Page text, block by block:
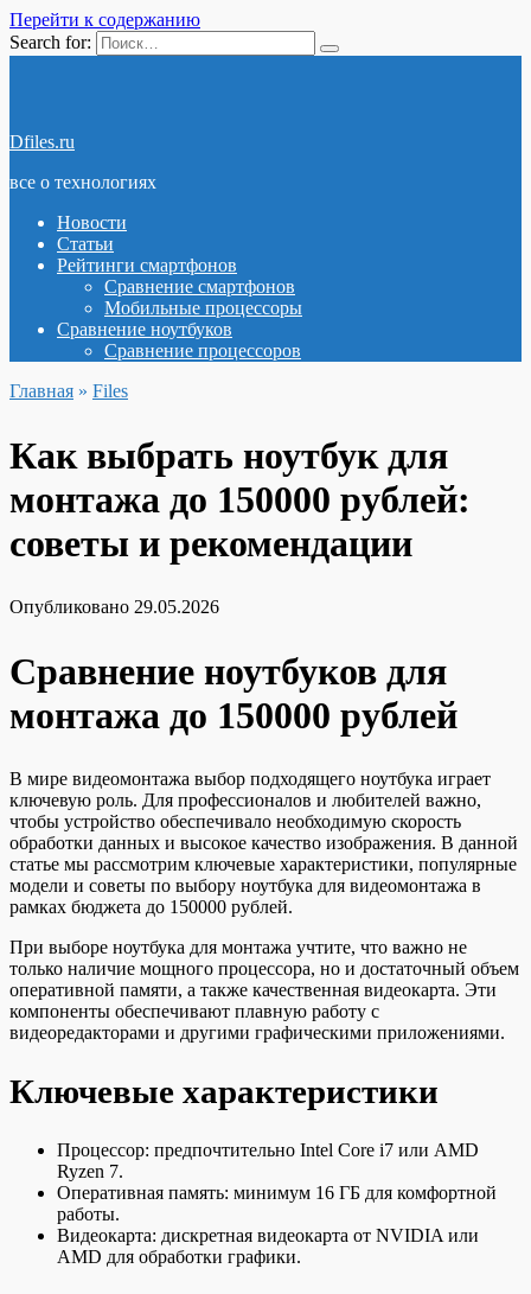
Перейти к содержанию
Search for:
Dfiles.ru
все о технологиях
Новости
Статьи
Рейтинги смартфонов
Сравнение смартфонов
Мобильные процессоры
Сравнение ноутбуков
Сравнение процессоров
Главная » Files
Как выбрать ноутбук для
монтажа до 150000 рублей:
советы и рекомендации
Опубликовано 29.05.2026
Сравнение ноутбуков для
монтажа до 150000 рублей
В мире видеомонтажа выбор подходящего ноутбука играет
ключевую роль. Для профессионалов и любителей важно,
чтобы устройство обеспечивало необходимую скорость
обработки данных и высокое качество изображения. В данной
статье мы рассмотрим ключевые характеристики, популярные
модели и советы по выбору ноутбука для видеомонтажа в
рамках бюджета до 150000 рублей.
При выборе ноутбука для монтажа учтите, что важно не
только наличие мощного процессора, но и достаточный объем
оперативной памяти, а также качественная видеокарта. Эти
компоненты обеспечивают плавную работу с
видеоредакторами и другими графическими приложениями.
Ключевые характеристики
Процессор: предпочтительно Intel Core i7 или AMD
Ryzen 7.
Оперативная память: минимум 16 ГБ для комфортной
работы.
Видеокарта: дискретная видеокарта от NVIDIA или
AMD для обработки графики.